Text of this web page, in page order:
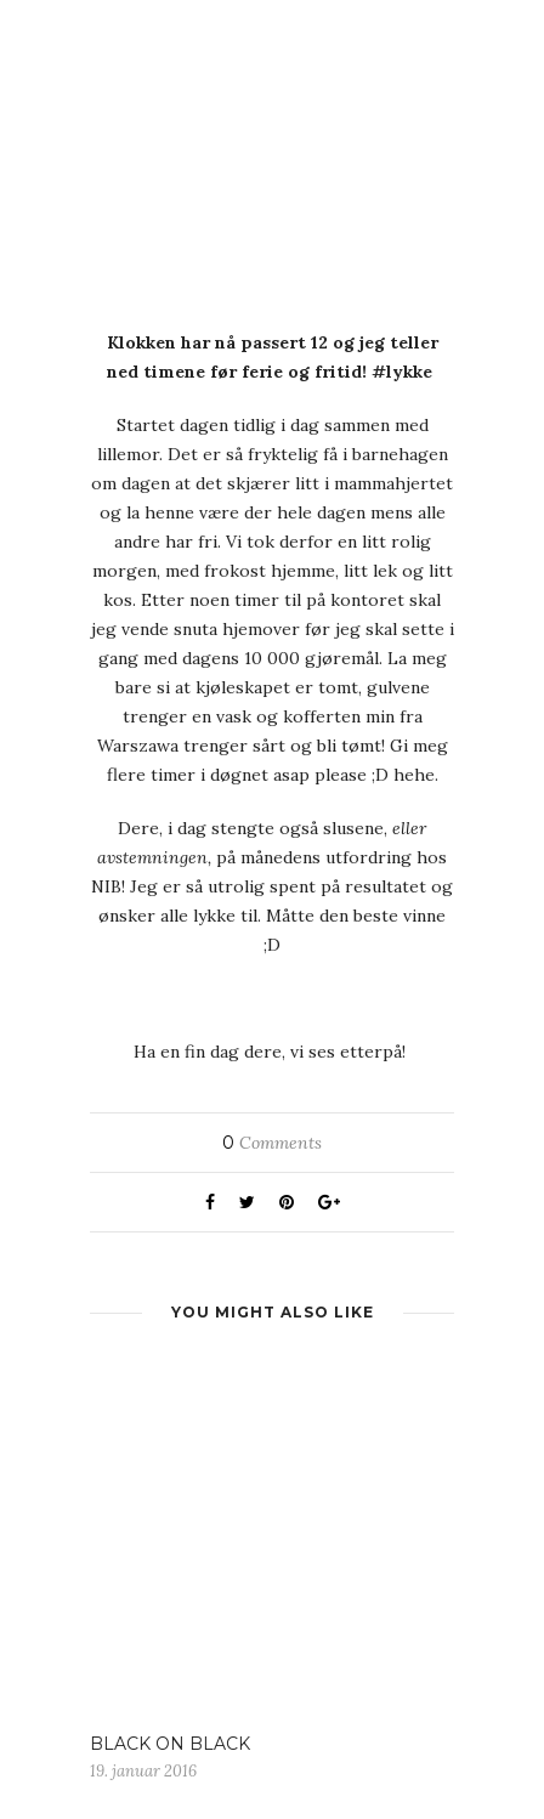
Klokken har nå passert 12 og jeg teller
ned timene før ferie og fritid! #lykke
Startet dagen tidlig i dag sammen med
lillemor. Det er så fryktelig få i barnehagen
om dagen at det skjærer litt i mammahjertet
og la henne være der hele dagen mens alle
andre har fri. Vi tok derfor en litt rolig
morgen, med frokost hjemme, litt lek og litt
kos. Etter noen timer til på kontoret skal
jeg vende snuta hjemover før jeg skal sette i
gang med dagens 10 000 gjøremål. La meg
bare si at kjøleskapet er tomt, gulvene
trenger en vask og kofferten min fra
Warszawa trenger sårt og bli tømt! Gi meg
flere timer i døgnet asap please ;D hehe.
Dere, i dag stengte også slusene, eller
avstemningen, på månedens utfordring hos
NIB! Jeg er så utrolig spent på resultatet og
ønsker alle lykke til. Måtte den beste vinne
;D
Ha en fin dag dere, vi ses etterpå!
0 Comments
YOU MIGHT ALSO LIKE
BLACK ON BLACK
19. januar 2016